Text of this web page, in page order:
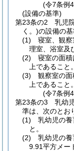
(令7条例
(設備の基準)
第23条の2
乳児
く。)の設備の基
(1)
寝室、観
理室、浴室及
(2)
寝室の面
上であること。
(3)
観察室の
上であること。
(令7条例
第23条の3
乳幼
準は、次のとお
(1)
乳幼児の
と。
(2)
乳幼児の
9.91平方メー